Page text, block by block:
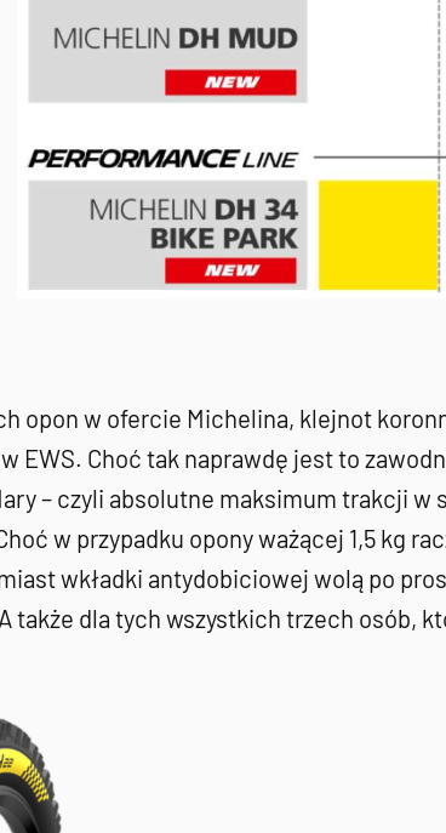
opon w ofercie Michelina, klejnot
EWS. Choć tak naprawdę jest to
– czyli absolutne maksimum trakcji
w przypadku opony ważącej 1,5 kg
wkładki antydobiciowej wolą po
także dla tych wszystkich trzech osób,